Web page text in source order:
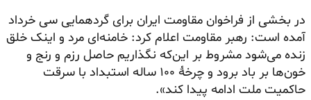
در بخشی از فراخوان مقاومت ایران برای گردهمایی سی خرداد
آمده است: رهبر مقاومت اعلام کرد: خامنه‌ای مرد و اینک خلق
زنده می‌شود مشروط بر این‌که نگذاریم حاصل رزم و رنج و
خون‌ها بر باد برود و چرخهٔ ۱۰۰ ساله استبداد با سرقت
حاکمیت ملت ادامه پیدا کند».